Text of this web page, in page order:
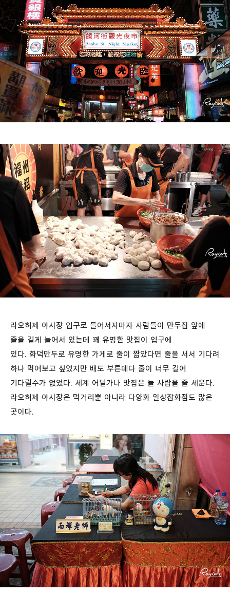
라오허제 야시장 입구로 들어서자마자 사람들이 만두집 앞에
줄을 길게 늘어서 있는데 꽤 유명한 맛집이 입구에
있다. 화덕만두로 유명한 가게로 줄이 짧았다면 줄을 서서 기다려
하나 먹어보고 싶었지만 배도 부른데다 줄이 너무 길어
기다릴수가 없었다. 세계 어딜가나 맛집은 늘 사람을 줄 세운다.
라오허제 야시장은 먹거리뿐 아니라 다양화 일상잡화점도 많은
곳이다.